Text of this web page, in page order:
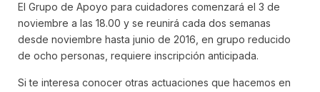
El Grupo de Apoyo para cuidadores comenzará el 3 de
noviembre a las 18.00 y se reunirá cada dos semanas
desde noviembre hasta junio de 2016, en grupo reducido
de ocho personas, requiere inscripción anticipada.
Si te interesa conocer otras actuaciones que hacemos en